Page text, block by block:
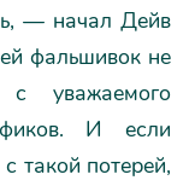
— начал Дейв
фальшивок не
уважаемого
И если
такой потерей,